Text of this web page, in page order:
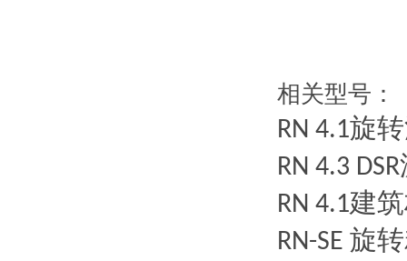
相关型号：
RN 4.1旋
RN 4.3 DSR
RN 4.1建
RN-SE 旋